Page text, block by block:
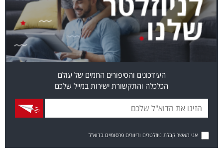
אדום
אחרינו:
העידכונים והסיפורים החמים של עולם
הכלכלה והתקשורת ישירות במייל שלכם
אני מאשר קבלת ניוזלטרים ודיוורים פרסומיים בדוא"ל